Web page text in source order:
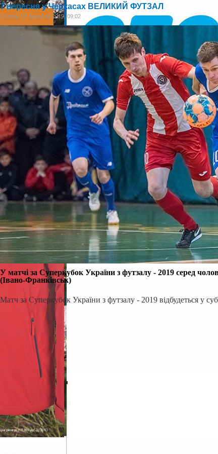
7 вересня у Черкасах ВЕЛИКИЙ ФУТЗАЛ
Субота, 07 вересня 2019, 09:02
У матчі за Суперкубок України з футзалу - 2019 серед
(Івано-Франківськ)
Матч за Суперкубок України з футзалу - 2019 відбудеться у